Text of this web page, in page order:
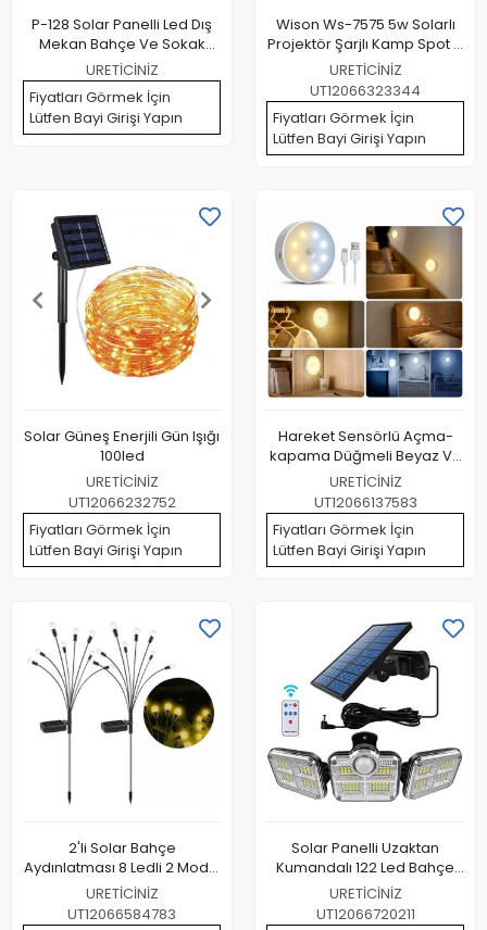
P-128 Solar Panelli Led Dış
Mekan Bahçe Ve Sokak
Aydınlatması
URETİCİNİZ
Fiyatları Görmek İçin
Lütfen Bayi Girişi Yapın
Wison Ws-7575 5w Solarlı
Projektör Şarjlı Kamp Spot El
Feneri
URETİCİNİZ
UT12066323344
Fiyatları Görmek İçin
Lütfen Bayi Girişi Yapın
Solar Güneş Enerjili Gün Işığı
100led
URETİCİNİZ
UT12066232752
Fiyatları Görmek İçin
Lütfen Bayi Girişi Yapın
Hareket Sensörlü Açma-
kapama Düğmeli Beyaz Ve
Gün Işığı Yanabilen Çok
Amaçlı Led Lamba
URETİCİNİZ
UT12066137583
Fiyatları Görmek İçin
Lütfen Bayi Girişi Yapın
2'li Solar Bahçe
Aydınlatması 8 Ledli 2 Modlu
Rgb
URETİCİNİZ
UT12066584783
Solar Panelli Uzaktan
Kumandalı 122 Led Bahçe
Aydınlatması
URETİCİNİZ
UT12066720211